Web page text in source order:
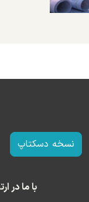
نسخه دسکتاپ
با ما در